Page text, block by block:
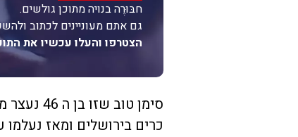
חבּוּרֶה בנויה מתוכן גולשים.
גם אתם מעוניינים לכתוב
הצטרפו והעלו עכשיו את
סימן
כרים בירושלים ומאז נעלמו